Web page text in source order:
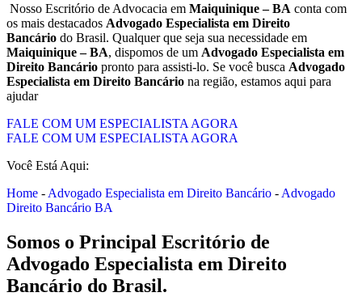
Nosso Escritório de Advocacia em Maiquinique – BA conta com
os mais destacados Advogado Especialista em Direito
Bancário do Brasil. Qualquer que seja sua necessidade em
Maiquinique – BA, dispomos de um Advogado Especialista em
Direito Bancário pronto para assisti-lo. Se você busca Advogado
Especialista em Direito Bancário na região, estamos aqui para
ajudar
FALE COM UM ESPECIALISTA AGORA
FALE COM UM ESPECIALISTA AGORA
Você Está Aqui:
Home - Advogado Especialista em Direito Bancário - Advogado
Direito Bancário BA
Somos o Principal Escritório de
Advogado Especialista em Direito
Bancário do Brasil.